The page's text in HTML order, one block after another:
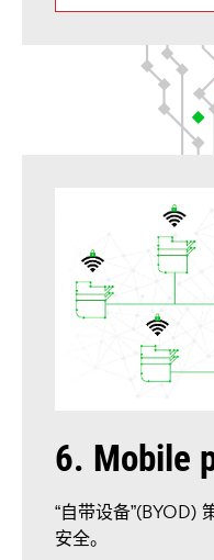
6. Mobile
“自带设备”(BYOD)
安全。